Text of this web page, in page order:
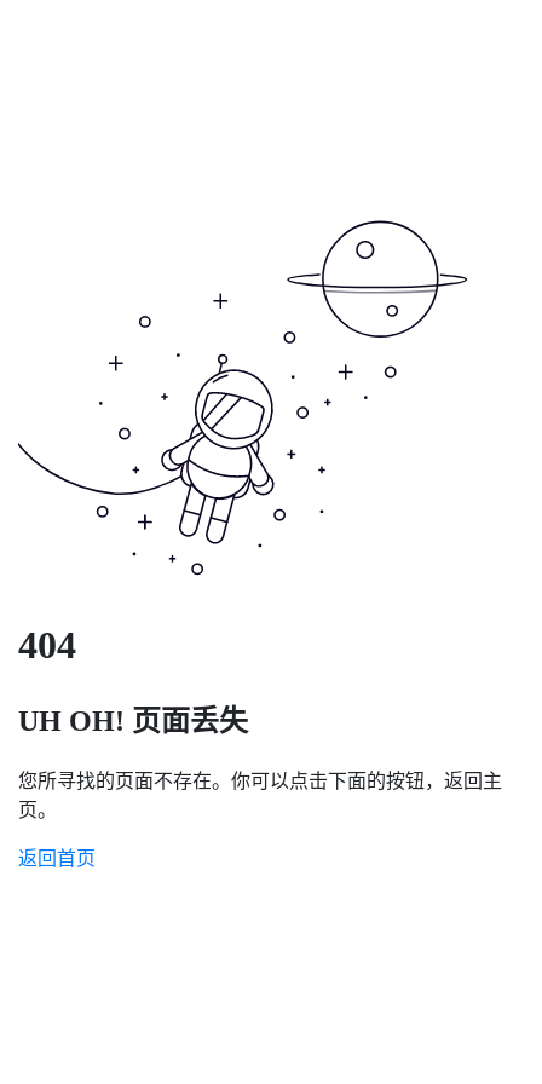
404
UH OH! 页面丢失
您所寻找的页面不存在。你可以点击下面的按钮，返回主
页。
返回首页